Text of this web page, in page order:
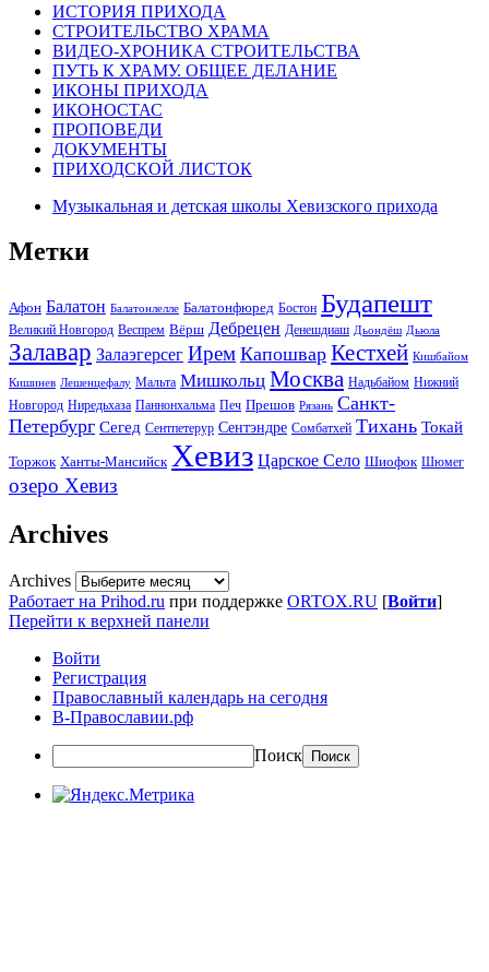
ИСТОРИЯ ПРИХОДА
СТРОИТЕЛЬСТВО ХРАМА
ВИДЕО-ХРОНИКА СТРОИТЕЛЬСТВА
ПУТЬ К ХРАМУ. ОБЩЕЕ ДЕЛАНИЕ
ИКОНЫ ПРИХОДА
ИКОНОСТАС
ПРОПОВЕДИ
ДОКУМЕНТЫ
ПРИХОДСКОЙ ЛИСТОК
Музыкальная и детская школы Хевизского прихода
Метки
Афон Балатон Балатонлелле Балатонфюред Бостон Будапешт
Великий Новгород Веспрем Вёрш Дебрецен Денешдиаш Дьондёш Дьюла
Залавар Залаэгерсег Ирем Капошвар Кестхей Кишбайом
Кишинев Лешенцефалу Мальта Мишкольц Москва Надьбайом Нижний
Новгород Ниредьхаза Паннонхальма Печ Прешов Рязань Санкт-
Петербург Сегед Сентпетерур Сентэндре Сомбатхей Тихань Токай
Торжок Ханты-Мансийск Хевиз Царское Село Шиофок Шюмег
озеро Хевиз
Archives
Archives
Работает на Prihod.ru при поддержке ORTOX.RU [Войти]
Перейти к верхней панели
Войти
Регистрация
Православный календарь на сегодня
В-Православии.рф
Поиск